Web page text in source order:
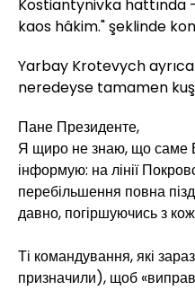
Kostiantynivka
kaos hâkim." şeklinde
Yarbay Krotevych
neredeyse tamamen
Пане Президенте,
Я щиро не знаю, що саме
інформую: на лінії
перебільшення повна
давно, погіршуючись з
Ті командування, які
призначили), щоб